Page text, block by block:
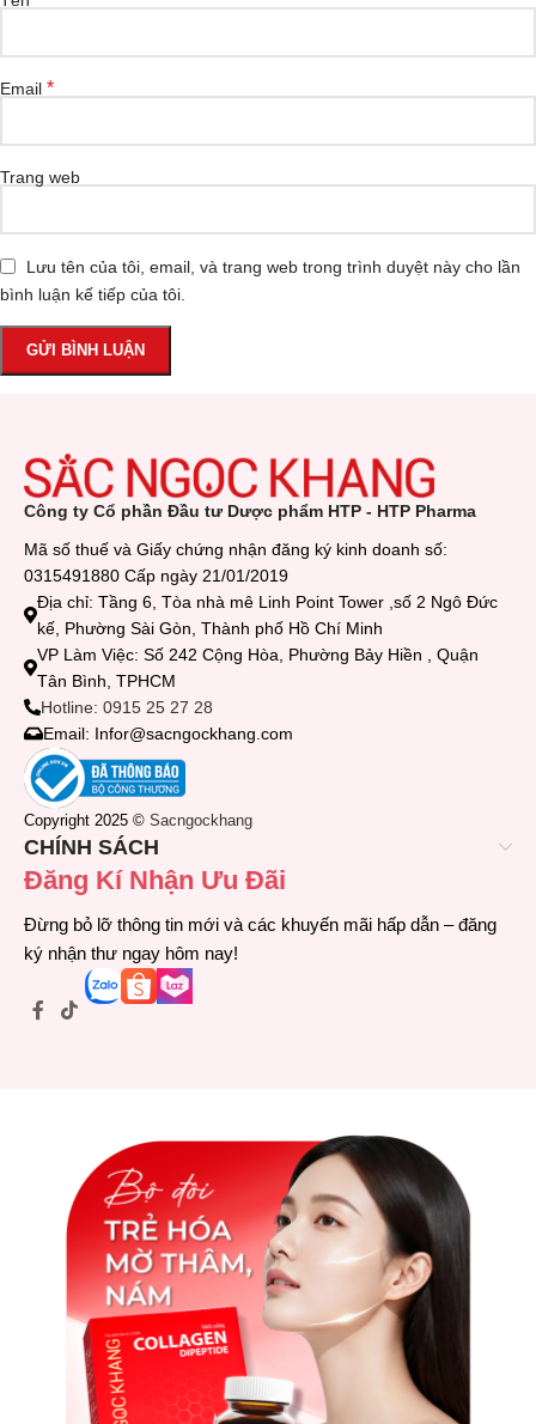
Email *
Trang web
Lưu tên của tôi, email, và trang web trong trình duyệt này cho lần
bình luận kế tiếp của tôi.
Công ty Cổ phần Đầu tư Dược phẩm HTP - HTP Pharma
Mã số thuế và Giấy chứng nhận đăng ký kinh doanh số:
0315491880 Cấp ngày 21/01/2019
Địa chỉ: Tầng 6, Tòa nhà mê Linh Point Tower ,số 2 Ngô Đức
kế, Phường Sài Gòn, Thành phố Hồ Chí Minh
VP Làm Việc: Số 242 Cộng Hòa, Phường Bảy Hiền , Quận
Tân Bình, TPHCM
Hotline: 0915 25 27 28
Email: Infor@sacngockhang.com
Copyright 2025 © Sacngockhang
CHÍNH SÁCH
Đăng Kí Nhận Ưu Đãi
Đừng bỏ lỡ thông tin mới và các khuyến mãi hấp dẫn – đăng
ký nhận thư ngay hôm nay!